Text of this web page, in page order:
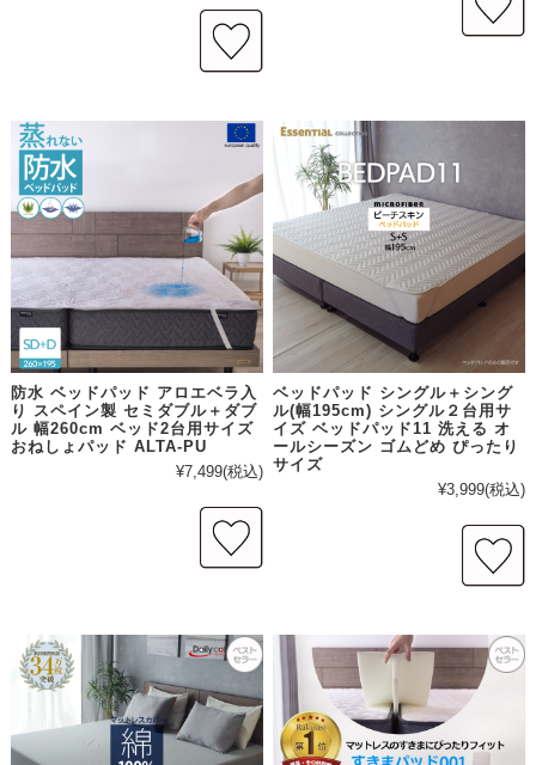
防水 ベッドパッド アロエベラ入
り スペイン製 セミダブル＋ダブ
ル 幅260cm ベッド2台用サイズ
おねしょパッド ALTA-PU
¥7,499(税込)
ベッドパッド シングル＋シング
ル(幅195cm) シングル２台用サ
イズ ベッドパッド11 洗える オ
ールシーズン ゴムどめ ぴったり
サイズ
¥3,999(税込)